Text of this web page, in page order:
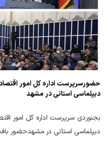
حضورسرپرست اداره کل امور
دیپلماسی استانی در مشهد
بجنوردی سرپرست اداره کل امور
دیپلماسی استانی در مشهدحضور